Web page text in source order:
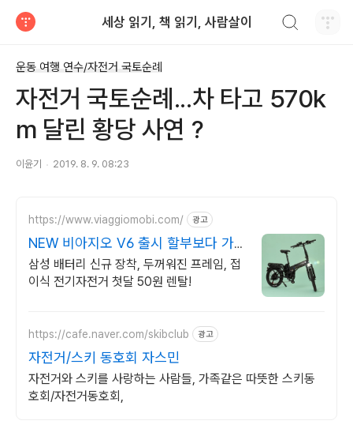
세상 읽기, 책 읽기, 사람살이
운동 여행 연수/자전거 국토순례
자전거 국토순례...차 타고 570k
m 달린 황당 사연 ?
이윤기 2019. 8. 9. 08:23
https://www.viaggiomobi.com/ 광고
NEW 비아지오 V6 출시 할부보다 가
뿐하게 자전거마련
삼성 배터리 신규 장착, 두꺼워진 프레임, 접
이식 전기자전거 첫달 50원 렌탈!
https://cafe.naver.com/skibclub 광고
자전거/스키 동호회 자스민
자전거와 스키를 사랑하는 사람들, 가족같은 따뜻한 스키동
호회/자전거동호회,